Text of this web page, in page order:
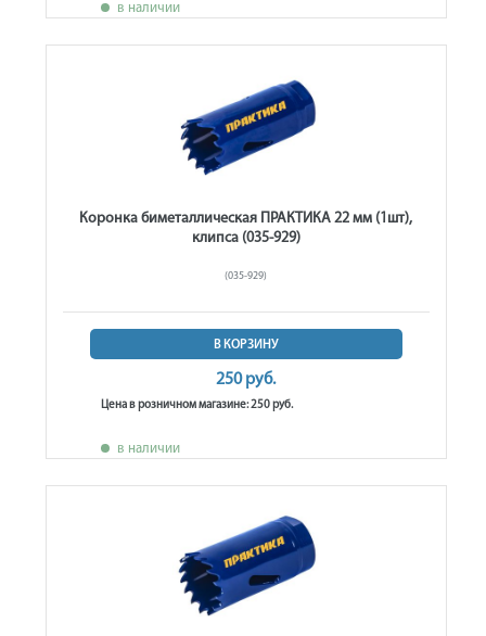
в наличии
Коронка биметаллическая ПРАКТИКА 22 мм (1шт),
клипса (035-929)
(035-929)
В КОРЗИНУ
250 руб.
Цена в розничном магазине: 250 руб.
в наличии